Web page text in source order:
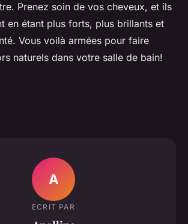
Prenez soin de vos cheveux, et ils
en étant plus forts, plus brillants et
Vous voilà armées pour faire
naturels dans votre salle de bain!
A
ECRIT PAR